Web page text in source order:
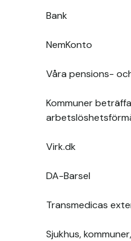
Bank
NemKonto
Våra pensions-
Kommuner
Virk.dk
DA-Barsel
Transmedicas
Sjukhus,